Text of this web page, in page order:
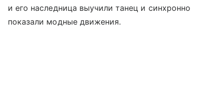
и его наследница выучили танец и синхронно
показали модные движения.